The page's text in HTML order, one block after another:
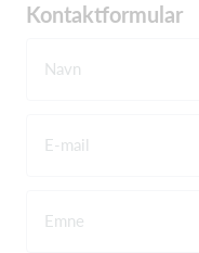
Kontaktformular
Navn
E-mail
Emne